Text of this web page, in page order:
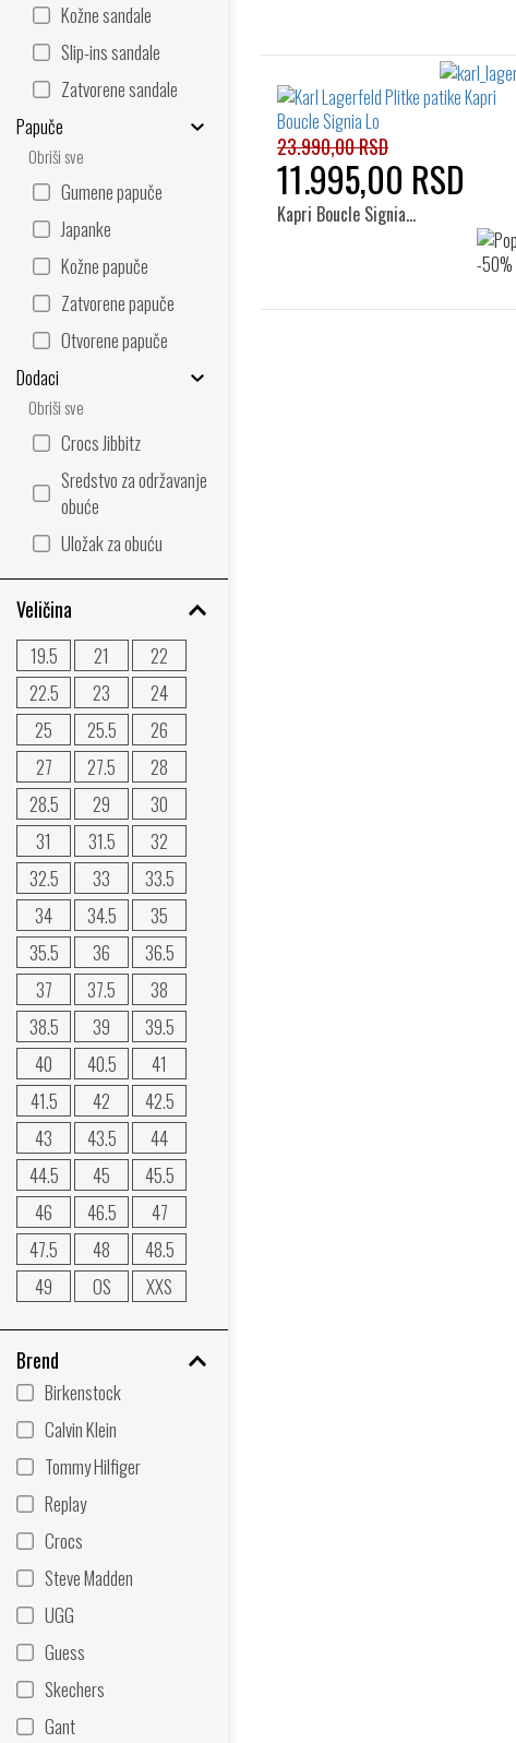
Kožne sandale
Slip-ins sandale
Zatvorene sandale
Papuče
Obriši sve
Gumene papuče
Japanke
Kožne papuče
Zatvorene papuče
Otvorene papuče
Dodaci
Obriši sve
Crocs Jibbitz
Sredstvo za održavanje
obuće
Uložak za obuću
Veličina
19.5 21
22
22.5
23
24
25
25.5
26
27
27.5
28
28.5
29
30
31
31.5
32
32.5
33
33.5
34
34.5
35
35.5
36
36.5
37
37.5
38
38.5
39
39.5
40
40.5
41
41.5
42
42.5
43
43.5
44
44.5
45
45.5
46
46.5
47
47.5
48
48.5
49
OS XXS
Brend
Birkenstock
Calvin Klein
Tommy Hilfiger
Replay
Crocs
Steve Madden
UGG
Guess
Skechers
Gant
23.990,00 RSD
11.995,00 RSD
Kapri Boucle Signia…